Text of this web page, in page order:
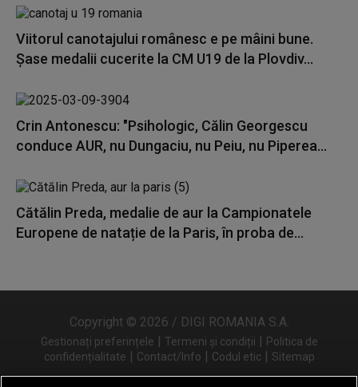
Viitorul canotajului românesc e pe mâini bune.
Șase medalii cucerite la CM U19 de la Plovdiv...
Crin Antonescu: "Psihologic, Călin Georgescu
conduce AUR, nu Dungaciu, nu Peiu, nu Piperea...
Cătălin Preda, medalie de aur la Campionatele
Europene de natație de la Paris, în proba de...
Copyright © 2026 / DIGI ROMANIA S.A.
Gestionați preferințele | Termeni și condiții | Politica de
confidențialitate | Contact/Info | Codul etic | Sitemap